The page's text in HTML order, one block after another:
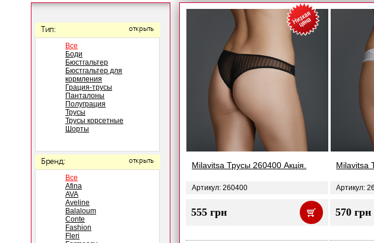
Тип: открыть
Все
Боди
Бюстгальтер
Бюстгальтер для
кормления
Грация-трусы
Панталоны
Полуграция
Трусы
Трусы корсетные
Шорты
Бренд: открыть
Все
Afina
AVA
Aveline
Balaloum
Conte
Fashion
Fleri
Milavitsa Трусы 260400 Акція.
Артикул: 260400
555 грн
Milavitsa
Артикул:
570 грн